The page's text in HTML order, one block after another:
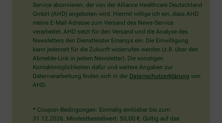
Dann
wählen
Sie
bitte
den
Schlüssel.
Service abonnieren, der von der Alliance Healthcare Deutschland
GmbH (AHD) angeboten wird. Hiermit willige ich ein, dass AHD
meine E-Mail-Adresse zum Versand des News-Service
verarbeitet. AHD setzt für den Versand und die Analyse des
Newsletters den Dienstleister Emarsys ein. Die Einwilligung
kann jederzeit für die Zukunft widerrufen werden (z.B. über den
Abmelde-Link in jedem Newsletter). Die sonstigen
Kontaktmöglichkeiten dafür und weitere Angaben zur
Datenverarbeitung finden sich in der Datenschutzerklärung von
AHD.
* Coupon-Bedingungen: Einmalig einlösbar bis zum
31.12.2026. Mindestbestellwert: 50,00 €. Gültig auf das